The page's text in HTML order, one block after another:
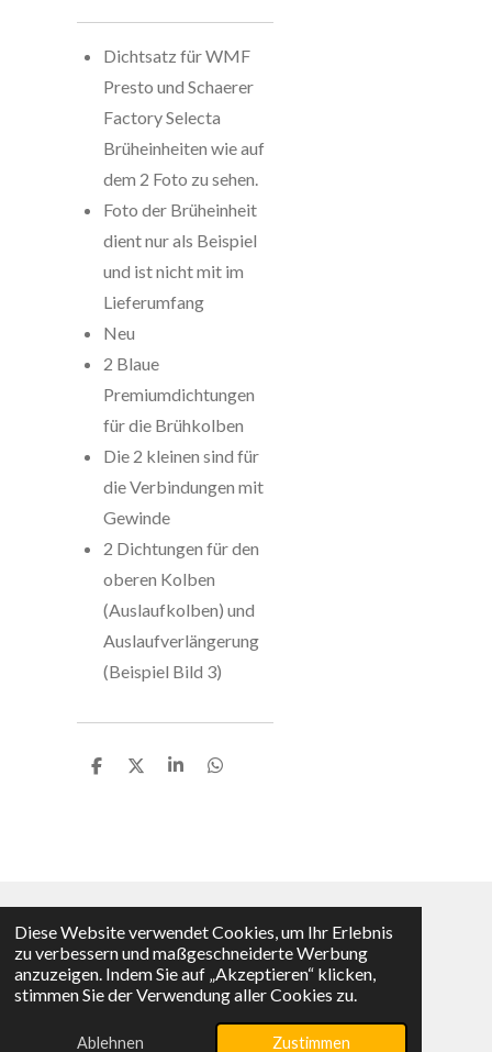
Diese Website verwendet Cookies, um Ihr Erlebnis
zu verbessern und maßgeschneiderte Werbung
anzuzeigen. Indem Sie auf „Akzeptieren“ klicken,
stimmen Sie der Verwendung aller Cookies zu.
Ablehnen Zustimmen
Dichtsatz für WMF
Presto und Schaerer
Factory Selecta
Brüheinheiten wie auf
dem 2 Foto zu sehen.
Foto der Brüheinheit
dient nur als Beispiel
und ist nicht mit im
Lieferumfang
Neu
2 Blaue
Premiumdichtungen
für die Brühkolben
Die 2 kleinen sind für
die Verbindungen mit
Gewinde
2 Dichtungen für den
oberen Kolben
(Auslaufkolben) und
Auslaufverlängerung
(Beispiel Bild 3)
T
T
T
T
Vertrag widerrufen
© 2025 - 2026 KMS-Shop
Webador